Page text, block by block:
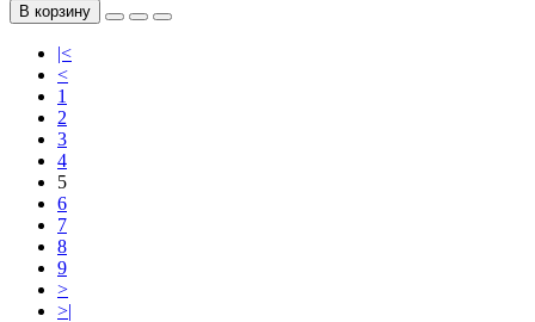
В корзину
|<
<
1
2
3
4
5
6
7
8
9
>
>|